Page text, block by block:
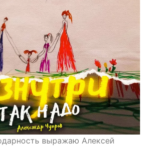
выражаю Алексей